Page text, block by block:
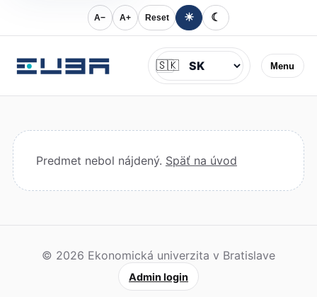
A− A+ Reset ☀ ☾
Menu
Jazyk
🇸🇰
Predmet nebol nájdený. Späť na úvod
© 2026 Ekonomická univerzita v Bratislave
Admin login